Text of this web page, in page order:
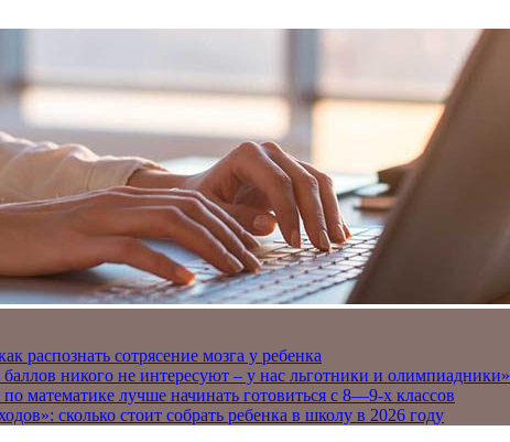
распознать сотрясение мозга у ребенка
никого не интересуют – у нас льготники и олимпиадники»
математике лучше начинать готовиться с 8—9-х классов
сколько стоит собрать ребенка в школу в 2026 году